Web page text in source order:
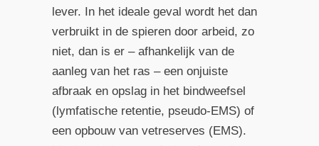
lever. In het ideale geval wordt het dan
verbruikt in de spieren door arbeid, zo
niet, dan is er – afhankelijk van de
aanleg van het ras – een onjuiste
afbraak en opslag in het bindweefsel
(lymfatische retentie, pseudo-EMS) of
een opbouw van vetreserves (EMS).